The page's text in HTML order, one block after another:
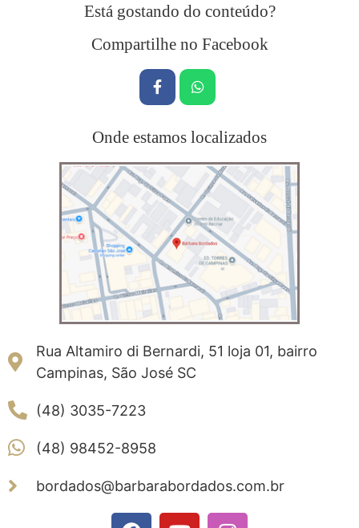
Está gostando do conteúdo?
Compartilhe no Facebook
Onde estamos localizados
Rua Altamiro di Bernardi, 51 loja 01, bairro
Campinas, São José SC
(48) 3035-7223
(48) 98452-8958
bordados@barbarabordados.com.br